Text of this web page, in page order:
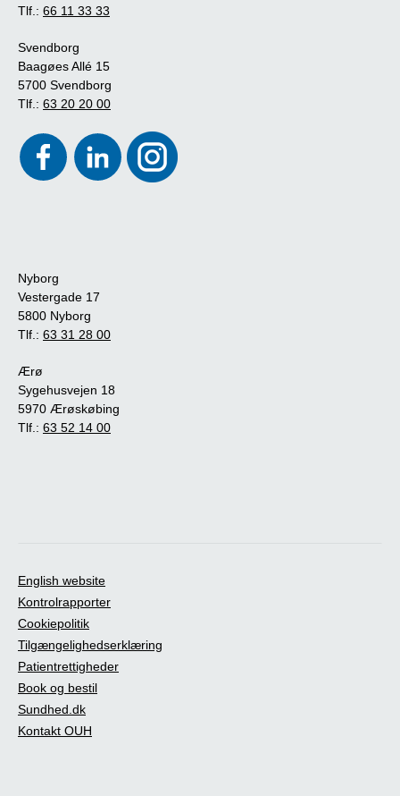
Tlf.: 66 11 33 33
Svendborg
Baagøes Allé 15
5700 Svendborg
Tlf.: 63 20 20 00
Nyborg
Vestergade 17
5800 Nyborg
Tlf.: 63 31 28 00
Ærø
Sygehusvejen 18
5970 Ærøskøbing
Tlf.: 63 52 14 00
English website
Kontrolrapporter
Cookiepolitik
Tilgængelighedserklæring
Patientrettigheder
Book og bestil
Sundhed.dk
Kontakt OUH